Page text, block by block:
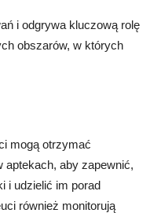
i odgrywa kluczową rolę
obszarów, w których
mogą otrzymać
aptekach, aby zapewnić,
i udzielić im porad
również monitorują